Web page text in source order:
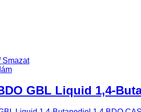
Smazat
GBL Liquid 1,4-